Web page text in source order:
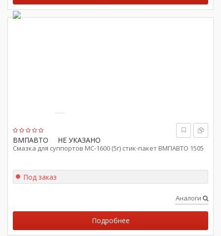
ВМПАВТО НЕ УКАЗАНО
Смазка для суппортов МС-1600 (5г) стик-пакет ВМПАВТО 1505
Под заказ
Аналоги
Подробнее